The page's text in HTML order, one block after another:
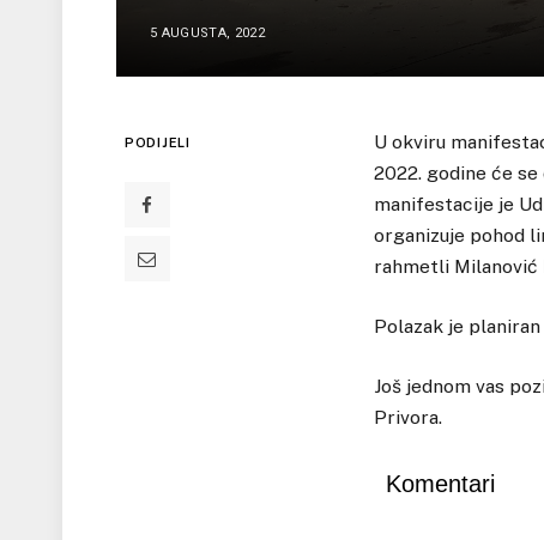
5 AUGUSTA, 2022
PODIJELI
U okviru
2022. godine će se
manifestacije je
organizuje pohod
rahmetli Milanović
Polazak je
Još jednom vas
Privora.
Komentari